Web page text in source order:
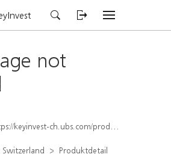
not
keyinvest-ch.ubs.com/produkt/detail/index/isin/CH1563449318
Switzerland
Produktdetail